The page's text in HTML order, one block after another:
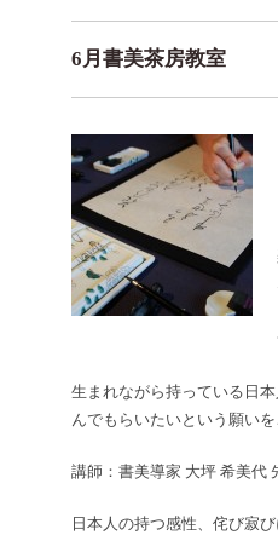
6月書美茶房教室
生まれながら持っている日
んでもらいたいという願いを
講師：書美導家 大坪 希美代
日本人の持つ感性、侘び寂